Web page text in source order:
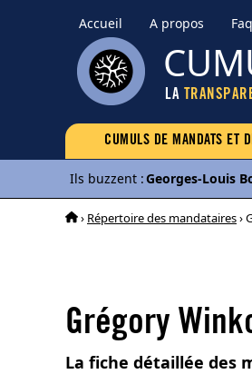
Accueil A propos Faq
LA
CUMULS DE MANDATS ET
Ils buzzent :Georges-Louis
› Répertoire des mandataires›
Grégory
La fiche détaillée des